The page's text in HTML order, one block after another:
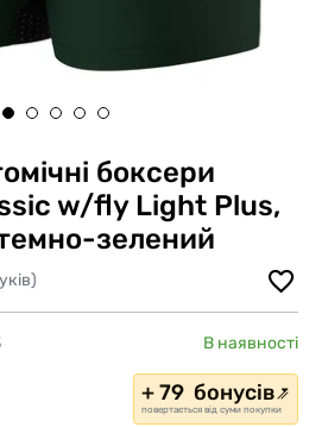
боксери
w/fly Light Plus,
зелений
В наявності
+ 79 бонусів
повертається від суми покупки